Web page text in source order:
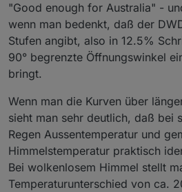
"Good enough for Australia" -
wenn man bedenkt, daß der
Stufen angibt, also in 12.5%
90° begrenzte Öffnungswinkel
bringt.
Wenn man die Kurven über
sieht man sehr deutlich, daß bei
Regen Aussentemperatur und
Himmelstemperatur praktisch
Bei wolkenlosem Himmel stellt
Temperaturunterschied von ca.